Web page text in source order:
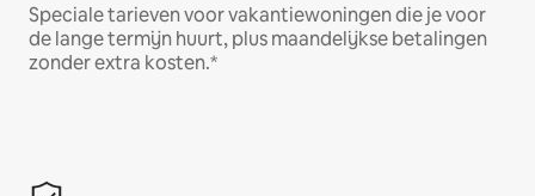
Speciale tarieven voor vakantiewoningen die je voor
de lange termijn huurt, plus maandelijkse betalingen
zonder extra kosten.*